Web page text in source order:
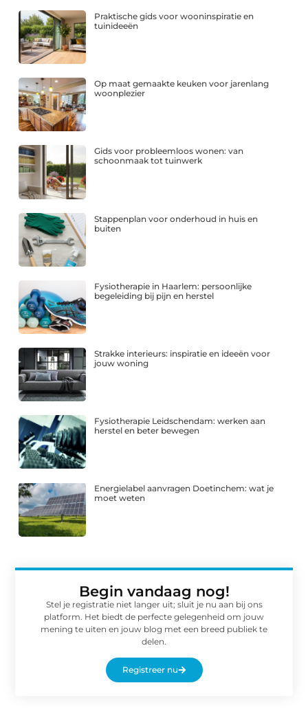
Praktische gids voor wooninspiratie en
tuinideeën
Op maat gemaakte keuken voor jarenlang
woonplezier
Gids voor probleemloos wonen: van
schoonmaak tot tuinwerk
Stappenplan voor onderhoud in huis en
buiten
Fysiotherapie in Haarlem: persoonlijke
begeleiding bij pijn en herstel
Strakke interieurs: inspiratie en ideeën voor
jouw woning
Fysiotherapie Leidschendam: werken aan
herstel en beter bewegen
Energielabel aanvragen Doetinchem: wat je
moet weten
Begin vandaag nog!
Stel je registratie niet langer uit; sluit je nu aan bij ons
platform. Het biedt de perfecte gelegenheid om jouw
mening te uiten en jouw blog met een breed publiek te
delen.
Registreer nu